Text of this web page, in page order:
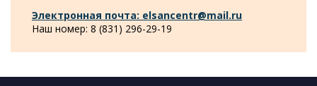
Электронная почта: elsancentr@mail.ru
Наш номер: 8 (831) 296-29-19